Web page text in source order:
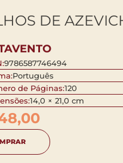
DE
9786587746494
Português
de Páginas:120
14,0 × 21,0 cm